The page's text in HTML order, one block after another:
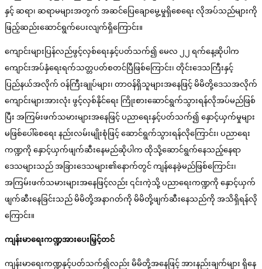
နှင့် ဆရာ၊ ဆရာမများအတွက် အဆင်ပြေချောမွေ့မှုရှိစေရေး လိုအပ်သည်များကို
ဖြည့်ဆည်းဆောင်ရွက်ပေးလျက်ရှိကြောင်း။
ကျောင်းများပြန်လည်ဖွင့်လှစ်ရေးနှင့်ပတ်သက်၍ မေလ ၂၂ ရက်နေ့ဆိုပါက
ကျောင်းအပ်နှံရေးရက်သတ္တပတ်စတင်ပြီဖြစ်ကြောင်း၊ တိုင်းဒေသကြီးနှင့်
ပြည်နယ်အလိုက် ဝန်ကြီးချုပ်များ၊ တာဝန်ရှိသူများအနေဖြင့် မိမိတို့ဒေသအလိုက်
ကျောင်းများအားလုံး ဖွင့်လှစ်နိုင်ရေး ကြိုးစားဆောင်ရွက်သွားရန်လိုအပ်မည်ဖြစ်
ပြီး အကြမ်းဖက်သမားများအနေဖြင့် ပညာရေးနှင့်ပတ်သက်၍ နှောင့်ယှက်မှုများ
မဖြစ်ပေါ်စေရေး နည်းလမ်းမျိုးစုံဖြင့် ဆောင်ရွက်သွားရန်လိုကြောင်း၊ ပညာရေး
ကဏ္ဍကို နှောင့်ယှက်ဖျက်ဆီးနေမည်ဆိုပါက ထိုသို့ဆောင်ရွက်နေသည့်နေရာ
ဒေသများသည် အခြားဒေသများ၏နောက်တွင် ကျန်နေခဲ့မည်ဖြစ်ကြောင်း၊
အကြမ်းဖက်သမားများအနေဖြင့်လည်း ၎င်းကဲ့သို့ ပညာရေးကဏ္ဍကို နှောင့်ယှက်
ဖျက်ဆီးနေခြင်းသည် မိမိတို့အနာဂတ်ကို မိမိတို့ဖျက်ဆီးနေသည်ကို အသိရှိရန်လို
ကြောင်း။
ကျန်းမာရေးကဏ္ဍအားပေးမြှင့်တင်
ကျန်းမာရေးကဏ္ဍနှင့်ပတ်သက်၍လည်း မိမိတို့အနေဖြင့် အားနည်းချက်များ ရှိနေ